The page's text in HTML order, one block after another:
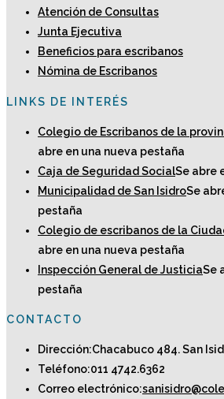
Atención de Consultas
Junta Ejecutiva
Beneficios para escribanos
Nómina de Escribanos
LINKS DE INTERÉS
Colegio de Escribanos de la
abre en una nueva pestaña
Caja de Seguridad SocialSe abre
Municipalidad de San IsidroSe
pestaña
Colegio de escribanos de la
abre en una nueva pestaña
Inspección General de JusticiaSe
pestaña
CONTACTO
Dirección:Chacabuco 484. San
Teléfono:011 4742.6362
Correo electrónico: